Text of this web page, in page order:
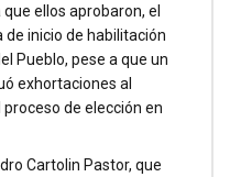
ellos aprobaron, el
inicio de habilitación
Pueblo, pese a que un
exhortaciones al
de elección en
Cartolin Pastor, que